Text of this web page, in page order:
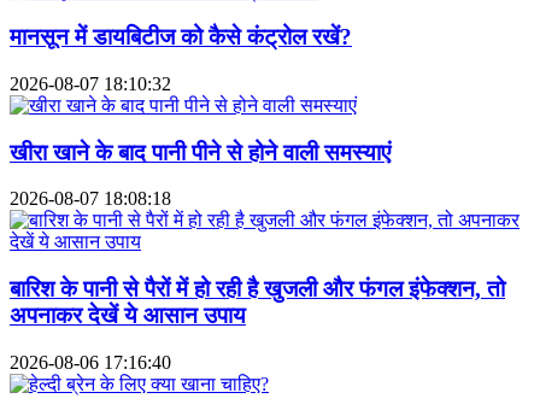
मानसून में डायबिटीज को कैसे कंट्रोल रखें?
2026-08-07 18:10:32
खीरा खाने के बाद पानी पीने से होने वाली समस्याएं
2026-08-07 18:08:18
बारिश के पानी से पैरों में हो रही है खुजली और फंगल इंफेक्शन, तो
अपनाकर देखें ये आसान उपाय
2026-08-06 17:16:40